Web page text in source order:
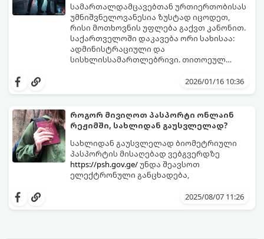
სამართალდამცავებთან ურთიერთობისას
უმნიშვნელოვანესია ზუსტად იცოდეთ,
რისი მოთხოვნის უფლება გაქვთ კანონით.
საქართველოში დაკავება ორი სახისაა:
ადმინისტრაციული და
სისხლისსამართლებრივი. თითოეულ
2026/01/16 10:36
როგორ მივიღოთ პასპორტი ონლაინ
რეჟიმში, სახლიდან გაუსვლელად?
სახლიდან გაუსვლელად ბიომეტრიული
პასპორტის მისაღებად ვებგვერდზე
https://psh.gov.ge/უნდა შეავსოთ
ელექტრონული განცხადება,
2025/08/07 11:26